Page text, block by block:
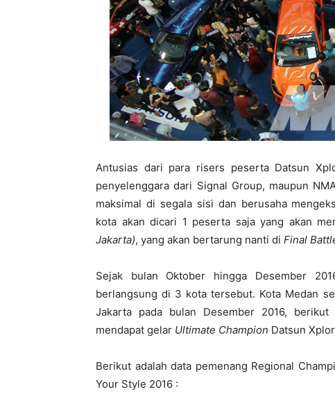
Antusias dari para risers peserta Datsun
penyelenggara dari Signal Group, maupun
maksimal di segala sisi dan berusaha
kota akan dicari 1 peserta saja yang akan
Jakarta), yang akan bertarung nanti di Final
Sejak bulan Oktober hingga Desember
berlangsung di 3 kota tersebut. Kota Medan
Jakarta pada bulan Desember 2016,
mendapat gelar Ultimate Champion Datsun
Berikut adalah data pemenang Regional
Your Style 2016 :